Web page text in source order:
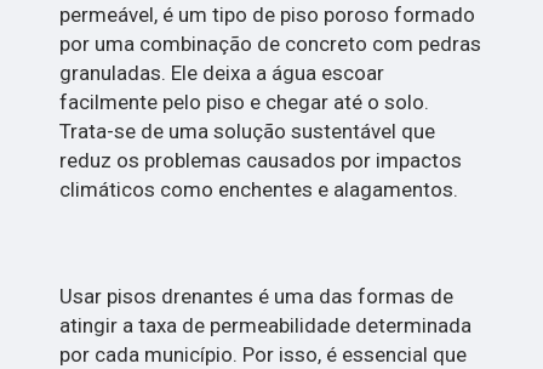
permeável, é um tipo de piso poroso formado
por uma combinação de concreto com pedras
granuladas. Ele deixa a água escoar
facilmente pelo piso e chegar até o solo.
Trata-se de uma solução sustentável que
reduz os problemas causados por impactos
climáticos como enchentes e alagamentos.
Usar pisos drenantes é uma das formas de
atingir a taxa de permeabilidade determinada
por cada município. Por isso, é essencial que